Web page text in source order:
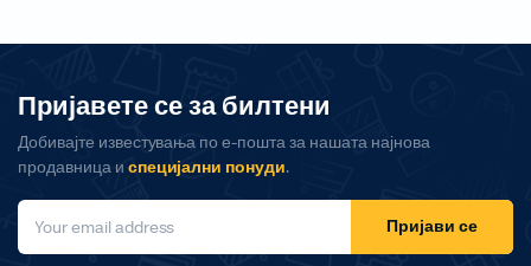
Пријавете се за билтени
Добивајте известувања по е-пошта за нашата најнова
продавница и специјални понуди.
Пријави се